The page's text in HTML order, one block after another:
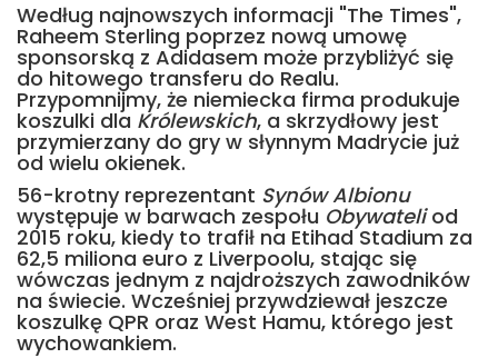
Według najnowszych informacji "The Times",
Raheem Sterling poprzez nową umowę
sponsorską z Adidasem może przybliżyć się
do hitowego transferu do Realu.
Przypomnijmy, że niemiecka firma produkuje
koszulki dla Królewskich, a skrzydłowy jest
przymierzany do gry w słynnym Madrycie już
od wielu okienek.
56-krotny reprezentant Synów Albionu
występuje w barwach zespołu Obywateliod
2015 roku, kiedy to trafił na Etihad Stadium za
62,5 miliona euro z Liverpoolu, stając się
wówczas jednym z najdroższych zawodników
na świecie. Wcześniej przywdziewał jeszcze
koszulkę QPR oraz West Hamu, którego jest
wychowankiem.